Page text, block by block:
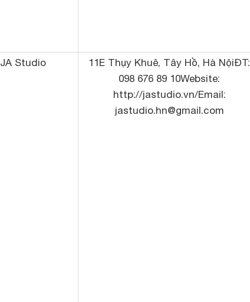
JA Studio
11E Thụy Khuê, Tây Hồ, Hà NộiĐT:
098 676 89 10Website:
http://jastudio.vn/Email:
jastudio.hn@gmail.com